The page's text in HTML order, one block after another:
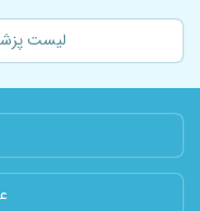
لیست